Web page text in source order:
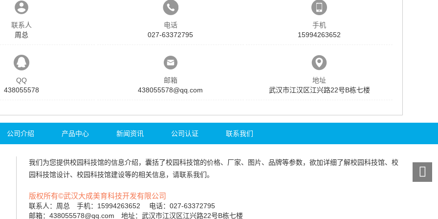
联系人
周总
电话
027-63372795
手机
15994263652
QQ
438055578
邮箱
438055578@qq.com
地址
武汉市江汉区江兴路22号B栋七楼
公司介绍 产品中心 新闻资讯 公司认证 联系我们
我们为您提供校园科技馆的信息介绍，囊括了校园科技馆的价格、厂家、图片、品牌等参数，欲加详细了解校园科技馆、 校
园科技馆设计、 校园科技馆建设等的相关信息，请联系我们。
版权所有©武汉大成美育科技开发有限公司
联系人：周总 手机：15994263652 电话：027-63372795
邮箱：438055578@qq.com 地址：武汉市江汉区江兴路22号B栋七楼